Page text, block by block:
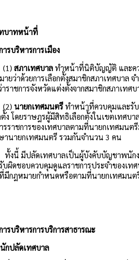
บาทหน้าที่
รบริหารการเมือง
สภาเทศบาลทำหน้าที่นิติบัญญัติ และคว
ายว่าด้วยการเลือกตั้งสมาชิกสภาเทศบา
าราชการจังหวัดแต่งตั้งจากสมาชิกสภาเทศ
นายกเทศมนตรีทำหน้าที่ควบคุมและรับ
ตั้ง โดยราษฎรผู้มีสิทธิเลือกตั้งในเขตเทศ
รราชการของเทศบาลตามที่นายกเทศมน
านายกเทศมนตรี รวมกันจำนวน 3 คน
มีปลัดเทศบาลเป็นผู้บังคับบัญชาพนักงา
บผิดชอบควบคุมดูแลราชการประจำของเ
มีกฎหมายกำหนดหรือตามที่นายกเทศมน
ารบริหารการบริการสาธารณะ
กปลัดเทศบาล